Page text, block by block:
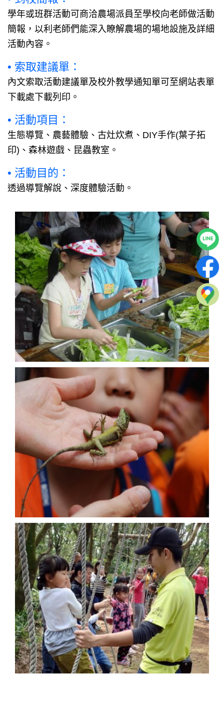
學年或班群活動可商洽農場派員至學校向老師做活動
簡報，以利老師們能深入瞭解農場的場地設施及詳細
活動內容。
• 索取建議單：
內文索取活動建議單及校外教學通知單可至網站表單
下載處下載列印。
• 活動項目：
生態導覽、農藝體驗、古灶炊煮、DIY手作(葉子拓
印)、森林遊戲、昆蟲教室。
• 活動目的：
透過導覽解說、深度體驗活動。